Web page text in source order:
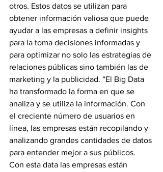
otros. Estos datos se utilizan para
obtener información valiosa que puede
ayudar a las empresas a definir insights
para la toma decisiones informadas y
para optimizar no solo las estrategias de
relaciones públicas sino también las de
marketing y la publicidad. “El Big Data
ha transformado la forma en que se
analiza y se utiliza la información. Con
el creciente número de usuarios en
línea, las empresas están recopilando y
analizando grandes cantidades de datos
para entender mejor a sus públicos.
Con esta data las empresas están